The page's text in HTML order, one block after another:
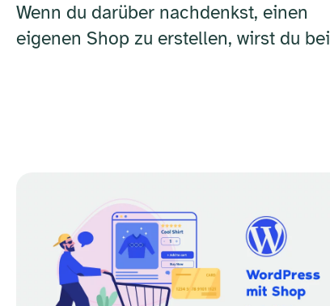
Wenn du darüber nachdenkst, einen
eigenen Shop zu erstellen, wirst du bei